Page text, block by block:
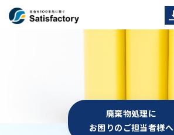
廃棄物処理に
お困りのご担当者様へ